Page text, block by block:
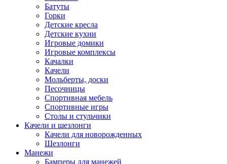
Батуты
Горки
Детские кресла
Детские кухни
Игровые домики
Игровые комплексы
Качалки
Качели
Мольберты, доски
Песочницы
Спортивная мебель
Спортивные игры
Столы и стульчики
Качели и шезлонги
Качели для новорожденных
Шезлонги
Манежи
Бамперы для манежей